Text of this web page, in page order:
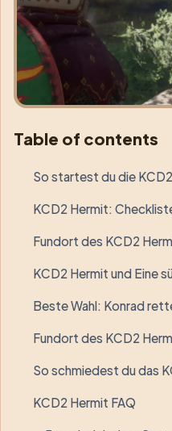
Table of contents
So startest du die
KCD2 Hermit:
Fundort des KCD2
KCD2 Hermit und Eine
Beste Wahl: Konrad
Fundort des KCD2
So schmiedest du das
KCD2 Hermit FAQ